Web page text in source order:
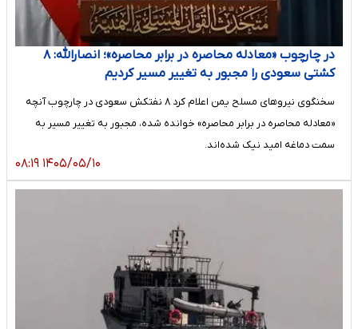
در چارچوب «معادله محاصره در برابر محاصره»؛ انصارالله: ۸
کشتی سعودی را مجبور به تغییر مسیر کردیم
سخنگوی نیروهای مسلح یمن اعلام کرد ۸ نفتکش سعودی در چارچوب آنچه
«معادله محاصره در برابر محاصره» خوانده شده، مجبور به تغییر مسیر به
سمت دماغه امید نیک شده‌اند.
۱۴۰۵/۰۵/۱۰ ۰۸:۱۹